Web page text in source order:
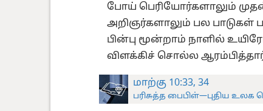
போய் பெரியோர்களாலும்
அறிஞர்களாலும் பல
பின்பு மூன்றாம் நாளில்
விளக்கிச் சொல்ல
மாற்கு 10:33, 34
பரிசுத்த பைபிள்—புதிய உலக